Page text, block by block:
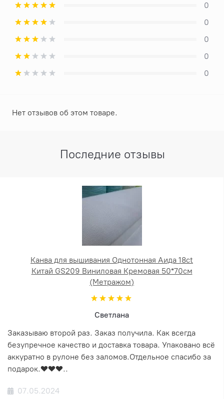
0
0
0
0
0
Нет отзывов об этом товаре.
Последние отзывы
Канва для вышивания Однотонная Аида 18ct
Китай GS209 Виниловая Кремовая 50*70см
(Метражом)
Светлана
Заказываю второй раз. Заказ получила. Как всегда
безупречное качество и доставка товара. Упаковано всё
аккуратно в рулоне без заломов.Отдельное спасибо за
подарок.❤️❤️❤️..
07.05.2024